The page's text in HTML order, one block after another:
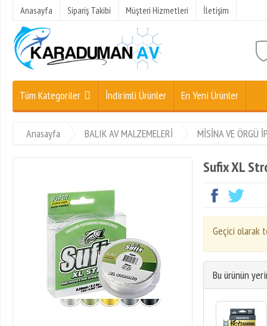
Anasayfa Sipariş Takibi Müşteri Hizmetleri İletişim
Tüm Kategoriler İndirimli Ürünler En Yeni Ürünler
Anasayfa BALIK AV MALZEMELERİ MİSİNA VE ÖRGÜ
Sufix XL
Geçici olarak
Bu ürünün